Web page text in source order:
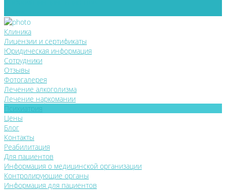
Клиника
Лицензии и сертификаты
Юридическая информация
Сотрудники
Отзывы
Фотогалерея
Лечение алкоголизма
Лечение наркомании
Психиатрия
Цены
Блог
Контакты
Реабилитация
Для пациентов
Информация о медицинской организации
Контролирующие органы
Информация для пациентов